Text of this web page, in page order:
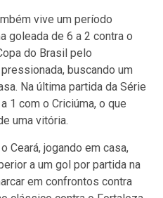
vive um período
goleada de 6 a 2 contra o
do Brasil pelo
buscando um
Na última partida da Série
1 com o Criciúma, o que
uma vitória.
Ceará, jogando em casa,
a um gol por partida na
em confrontos contra